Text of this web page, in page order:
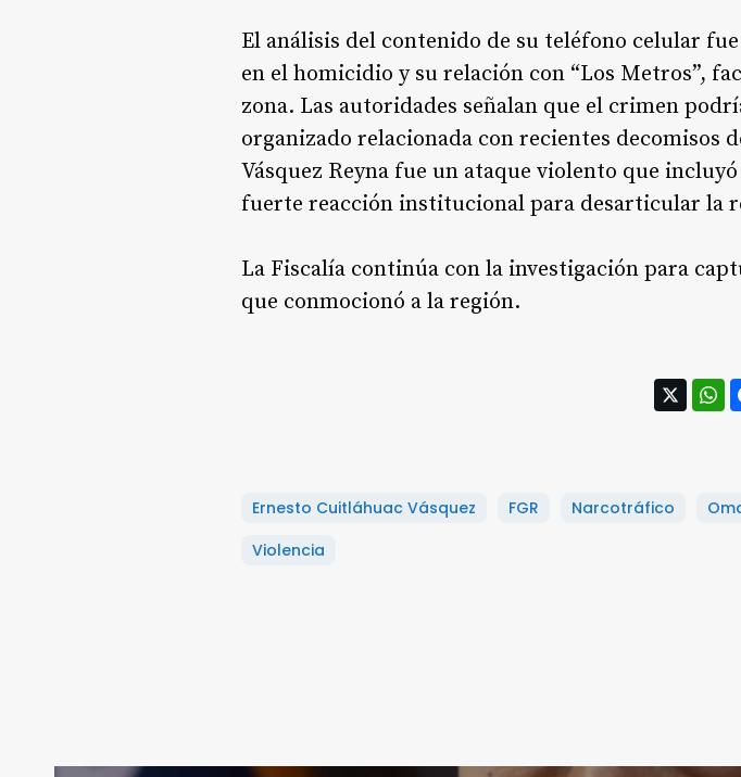
El análisis del contenido de su teléfono celular
en el homicidio y su relación con “Los Metros”,
zona. Las autoridades señalan que el crimen
organizado relacionada con recientes decomisos
Vásquez Reyna fue un ataque violento que
fuerte reacción institucional para desarticular la
La Fiscalía continúa con la investigación para
que conmocionó a la región.
Ernesto Cuitláhuac Vásquez FGR Narcotráfico
Violencia